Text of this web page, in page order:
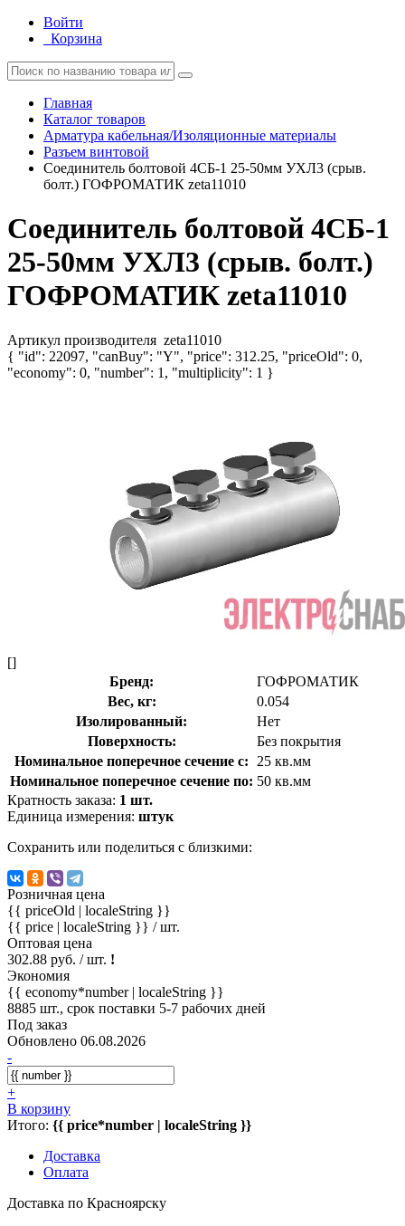
Войти
Корзина
Главная
Каталог товаров
Арматура кабельная/Изоляционные материалы
Разъем винтовой
Соединитель болтовой 4СБ-1 25-50мм УХЛ3 (срыв.
болт.) ГОФРОМАТИК zeta11010
Соединитель болтовой 4СБ-1
25-50мм УХЛ3 (срыв. болт.)
ГОФРОМАТИК zeta11010
Артикул производителя zeta11010
{ "id": 22097, "canBuy": "Y", "price": 312.25, "priceOld": 0,
"economy": 0, "number": 1, "multiplicity": 1 }
[]
Бренд:
ГОФРОМАТИК
Вес, кг:
0.054
Изолированный:
Нет
Поверхность:
Без покрытия
Номинальное поперечное сечение с:
25 кв.мм
Номинальное поперечное сечение по: 50 кв.мм
Кратность заказа: 1 шт.
Единица измерения: штук
Сохранить или поделиться с близкими:
Розничная цена
{{ priceOld | localeString }}
{{ price | localeString }} / шт.
Оптовая цена
302.88 руб. / шт. !
Экономия
{{ economy*number | localeString }}
8885 шт., срок поставки 5-7 рабочих дней
Под заказ
Обновлено 06.08.2026
-
+
В корзину
Итого: {{ price*number | localeString }}
Доставка
Оплата
Доставка по Красноярску